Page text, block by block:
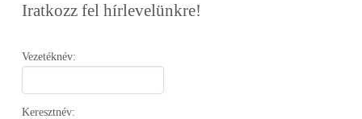
Iratkozz fel hírlevelünkre!
Vezetéknév:
Keresztnév: